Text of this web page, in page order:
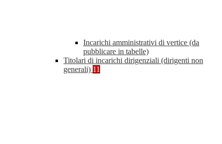
Incarichi amministrativi di vertice (da
pubblicare in tabelle)
Titolari di incarichi dirigenziali (dirigenti non
generali) 11